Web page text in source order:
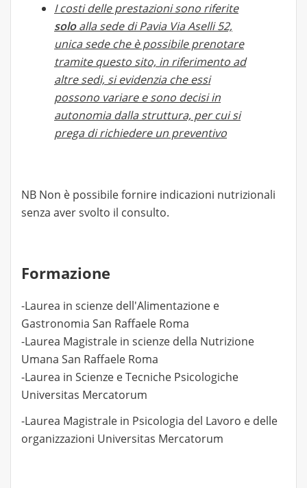
I costi delle prestazioni sono riferite
soloalla sede di Pavia Via Aselli 52,
unica sede che è possibile prenotare
tramite questo sito, in riferimento ad
altre sedi, si evidenzia che essi
possono variare e sono decisi in
autonomia dalla struttura, per cui si
prega di richiedere un preventivo
NB Non è possibile fornire indicazioni nutrizionali
senza aver svolto il consulto.
Formazione
-Laurea in scienze dell'Alimentazione e
Gastronomia San Raffaele Roma
-Laurea Magistrale in scienze della Nutrizione
Umana San Raffaele Roma
-Laurea in Scienze e Tecniche Psicologiche
Universitas Mercatorum
-Laurea Magistrale in Psicologia del Lavoro e delle
organizzazioni Universitas Mercatorum